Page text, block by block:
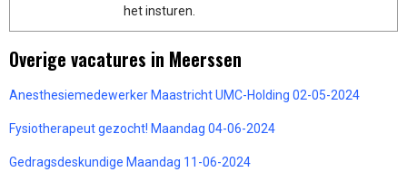
het insturen.
Overige vacatures in Meerssen
Anesthesiemedewerker Maastricht UMC-Holding 02-05-2024
Fysiotherapeut gezocht! Maandag 04-06-2024
Gedragsdeskundige Maandag 11-06-2024